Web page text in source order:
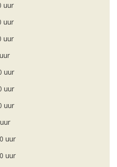
uur
uur
uur
uur
uur
uur
uur
uur